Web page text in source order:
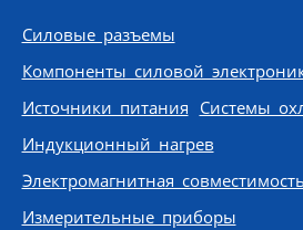
Skip to content
Силовые разъемы
Компоненты силовой
Источники питания Системы
Индукционный нагрев
Электромагнитная совместимость
Измерительные приборы